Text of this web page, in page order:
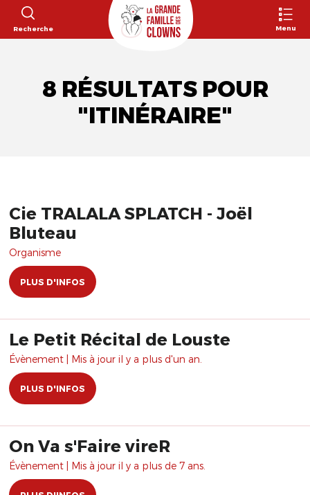
Recherche Menu
8 RÉSULTATS POUR
"ITINÉRAIRE"
Cie TRALALA SPLATCH - Joël
Bluteau
Organisme
PLUS D'INFOS
Le Petit Récital de Louste
Évènement | Mis à jour il y a plus d'un an.
PLUS D'INFOS
On Va s'Faire vireR
Évènement | Mis à jour il y a plus de 7 ans.